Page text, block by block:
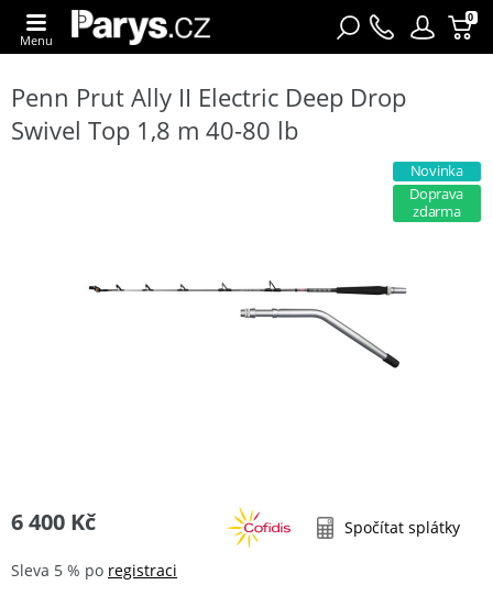
0
Menu
Penn Prut Ally II Electric Deep Drop
Swivel Top 1,8 m 40-80 lb
Novinka
Doprava
zdarma
6 400 Kč Spočítat splátky
Sleva 5 % po registraci